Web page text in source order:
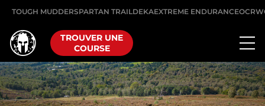
TOUGH MUDDERSPARTAN TRAILDEKAEXTREME ENDURANCE
TROUVER UNE
COURSE